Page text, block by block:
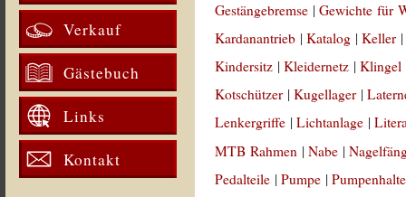
Verkauf
Gästebuch
Links
Kontakt
Gestängebremse |Gewichte für
Kardanantrieb |Katalog |Keller
Kindersitz |Kleidernetz |Klingel
Kotschützer |Kugellager |
Lenkergriffe |Lichtanlage |
MTB Rahmen |Nabe |
Pedalteile |Pumpe |